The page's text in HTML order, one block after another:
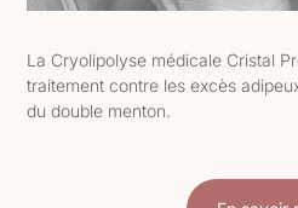
La Cryolipolyse médicale Cristal
traitement contre les excès
du double menton.